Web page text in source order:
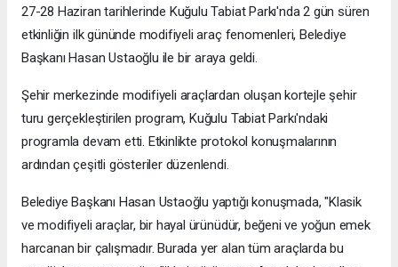
27-28 Haziran tarihlerinde Kuğulu Tabiat Parkı'nda 2 gün süren
etkinliğin ilk gününde modifiyeli araç fenomenleri, Belediye
Başkanı Hasan Ustaoğlu ile bir araya geldi.
Şehir merkezinde modifiyeli araçlardan oluşan kortejle şehir
turu gerçekleştirilen program, Kuğulu Tabiat Parkı'ndaki
programla devam etti. Etkinlikte protokol konuşmalarının
ardından çeşitli gösteriler düzenlendi.
Belediye Başkanı Hasan Ustaoğlu yaptığı konuşmada, "Klasik
ve modifiyeli araçlar, bir hayal ürünüdür, beğeni ve yoğun emek
harcanan bir çalışmadır. Burada yer alan tüm araçlarda bu